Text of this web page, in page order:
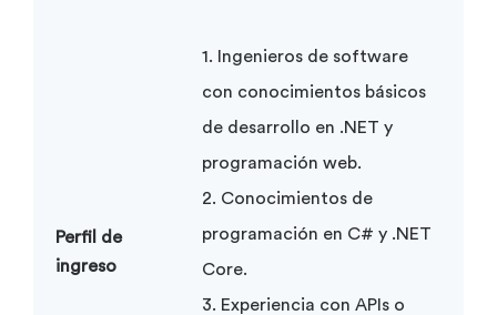
Perfil de
ingreso
1. Ingenieros de software
con conocimientos básicos
de desarrollo en .NET y
programación web.
2. Conocimientos de
programación en C# y .NET
Core.
3. Experiencia con APIs o